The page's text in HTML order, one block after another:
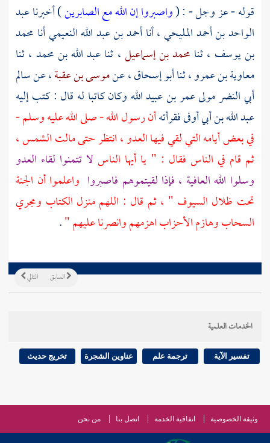
قوله - عز وجل - : (واصبروا إن الله مع الصابرين) أخبرناعبد
الواحد بن أحمد المليحي، أناأحمد بن عبد الله النعيميأنا محمد
بن يوسف ، ثنا محمد بن إسماعيل، ثناعبد الله بن محمد ، ثنا
معاوية بن عمرو، ثناأبو إسحاق، عنموسى بن عقبة، عنسالم
أبي النضر مولى عمر بن عبيد اللهوكان كاتبا له قال : كتب إليه
عبد الله بن أبي أوفىفقرأتهأن رسول الله - صلى الله عليه وسلم -
في بعض أيامه التي لقي فيها العدو ، انتظر حتى مالت الشمس ،
ثم قام في الناس فقال : " يا أيها الناس لا تتمنوا لقاء العدو
وسلوا الله العافية ، فإذا لقيتموهم فاصبروا واعلموا أن الجنة
تحت ظلال السيوف " ، ثم قال : اللهم منزل الكتاب ومجري
السحاب وهازم الأحزاب اهزمهم وانصرنا عليهم ".
التالي السابق
الخدمات العلمية
تفسير الآية ترجمة علم عناوين الشجرة تخريج حديث
وثيقة الخصوصية اتفاقية الخدمة اتصل بنا من نحن